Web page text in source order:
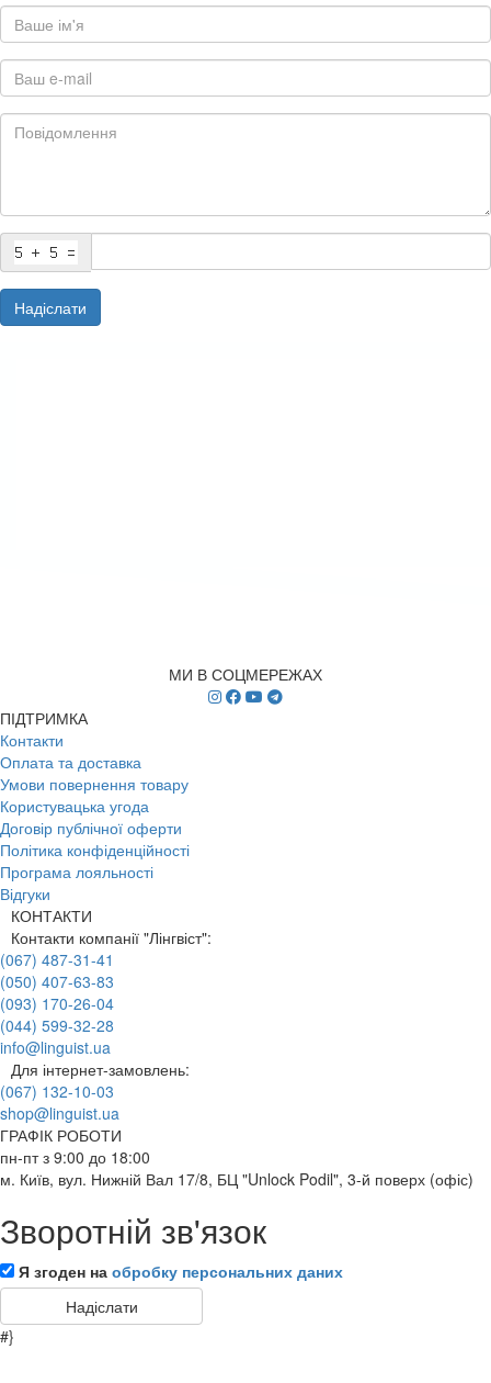
Надіслати
МИ В СОЦМЕРЕЖАХ
ПІДТРИМКА
Контакти
Оплата та доставка
Умови повернення товару
Користувацька угода
Договір публічної оферти
Політика конфіденційності
Програма лояльності
Відгуки
КОНТАКТИ
Контакти компанії "Лінгвіст":
(067) 487-31-41
(050) 407-63-83
(093) 170-26-04
(044) 599-32-28
info@linguist.ua
Для інтернет-замовлень:
(067) 132-10-03
shop@linguist.ua
ГРАФІК РОБОТИ
пн-пт з 9:00 до 18:00
м. Київ, вул. Нижній Вал 17/8, БЦ "Unlock Podil", 3-й поверх (офіс)
Зворотній зв'язок
Я згоден на обробку персональних даних
#}